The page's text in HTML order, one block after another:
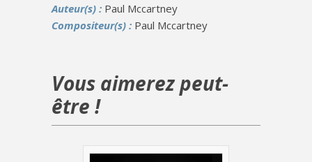
Auteur(s) : Paul Mccartney
Compositeur(s) : Paul Mccartney
Vous aimerez peut-
être !